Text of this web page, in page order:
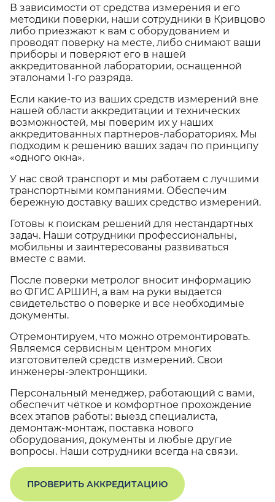
В зависимости от средства измерения и его
методики поверки, наши сотрудники в Кривцово
либо приезжают к вам с оборудованием и
проводят поверку на месте, либо снимают ваши
приборы и поверяют его в нашей
аккредитованной лаборатории, оснащенной
эталонами 1-го разряда.
Если какие-то из ваших средств измерений вне
нашей области аккредитации и технических
возможностей, мы поверим их у наших
аккредитованных партнеров-лабораториях. Мы
подходим к решению ваших задач по принципу
«одного окна».
У нас свой транспорт и мы работаем с лучшими
транспортными компаниями. Обеспечим
бережную доставку ваших средство измерений.
Готовы к поискам решений для нестандартных
задач. Наши сотрудники профессиональны,
мобильны и заинтересованы развиваться
вместе с вами.
После поверки метролог вносит информацию
во ФГИС АРШИН, а вам на руки выдается
свидетельство о поверке и все необходимые
документы.
Отремонтируем, что можно отремонтировать.
Являемся сервисным центром многих
изготовителей средств измерений. Свои
инженеры-электронщики.
Персональный менеджер, работающий с вами,
обеспечит чёткое и комфортное прохождение
всех этапов работы: выезд специалиста,
демонтаж-монтаж, поставка нового
оборудования, документы и любые другие
вопросы. Наши сотрудники всегда на связи.
ПРОВЕРИТЬ АККРЕДИТАЦИЮ